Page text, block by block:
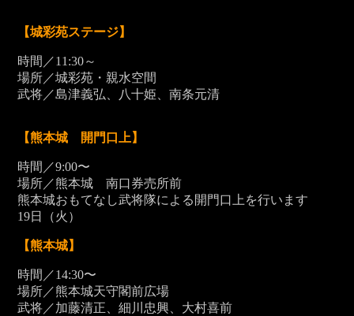
【城彩苑ステージ】
時間／11:30～
場所／城彩苑・親水空間
武将／島津義弘、八十姫、南条元清
【熊本城 開門口上】
時間／9:00〜
場所／熊本城 南口券売所前
熊本城おもてなし武将隊による開門口上を行います
19日（火）
【熊本城】
時間／14:30〜
場所／熊本城天守閣前広場
武将／加藤清正、細川忠興、大村喜前